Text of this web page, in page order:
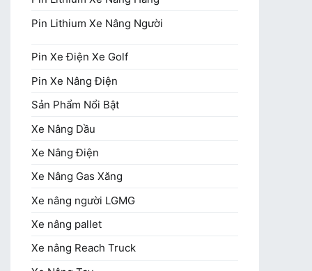
Pin Lithium Xe Nâng Người
Pin Xe Điện Xe Golf
Pin Xe Nâng Điện
Sản Phẩm Nổi Bật
Xe Nâng Dầu
Xe Nâng Điện
Xe Nâng Gas Xăng
Xe nâng người LGMG
Xe nâng pallet
Xe nâng Reach Truck